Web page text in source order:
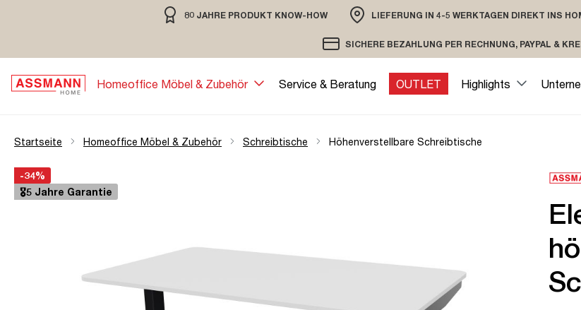
Zur Hauptnavigation springen80 JAHRE PRODUKT KNOW-HOW
80 JAHRE MÖBELBAU MIT TRADITION
LIEFERUNG IN 4-5 WERKTAGEN DIREKT INS
VERSAND PER DHL ODER SPEDITION
SICHERE BEZAHLUNG PER RECHNUNG, PAYPAL &
VERSCHLÜSSELTE ÜBERTRAGUNG
Homeoffice Möbel & Zubehör Service & Beratung OUTLET Highlights
Startseite Homeoffice Möbel & Zubehör Schreibtische Höhenverstellbare Schreibtische
Bildergalerie überspringen
Öffne Zoom-Modal
-34%
🎖️5 Jahre Garantie